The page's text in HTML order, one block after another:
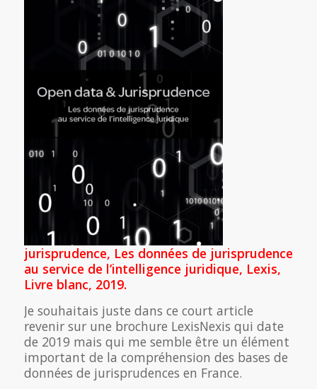
jurisprudence, Les données de jurisprudence
au service de l’intelligence juridique, Lexis,
Livre blanc, 2019.
Je souhaitais juste dans ce court article
revenir sur une brochure LexisNexis qui date
de 2019 mais qui me semble être un élément
important de la compréhension des bases de
données de jurisprudences en France.